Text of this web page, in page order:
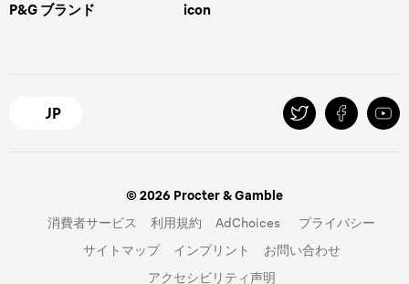
ipl脱毛
Braun Brand & Products
P&G ブランド icon
マイレピ
JP
© 2026 Procter & Gamble
消費者サービス
利用規約 AdChoices
プライバシー
サイトマップ
インプリント
お問い合わせ
アクセシビリティ声明